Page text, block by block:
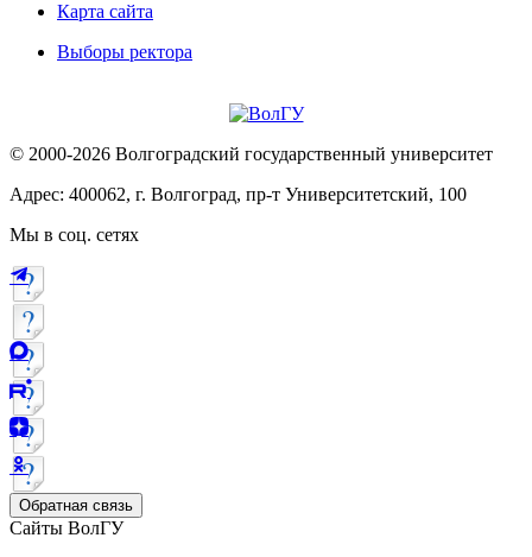
Карта сайта
Выборы ректора
© 2000-2026 Волгоградский государственный университет
Адрес: 400062, г. Волгоград, пр-т Университетский, 100
Мы в соц. сетях
Обратная связь
Сайты ВолГУ